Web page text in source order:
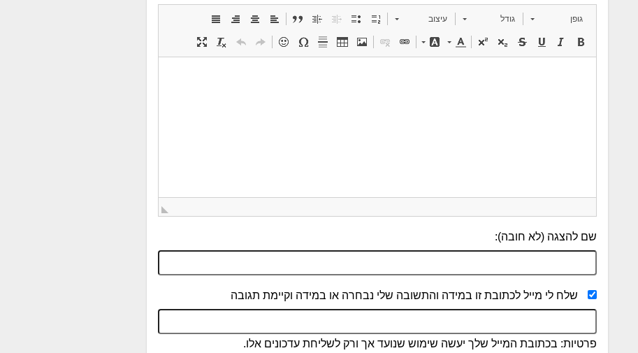
גופן גודל עיצוב
שם להצגה (לא חובה):
שלח לי מייל לכתובת זו במידה והתשובה שלי נבחרה או במידה וקיימת תגובה
פרטיות: בכתובת המייל שלך יעשה שימוש שנועד אך ורק לשליחת עדכונים אלו.